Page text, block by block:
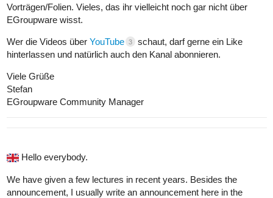
Vorträgen/Folien. Vieles, das ihr vielleicht noch gar nicht über
EGroupware wisst.
Wer die Videos über YouTube 3
schaut, darf gerne ein Like
hinterlassen und natürlich auch den Kanal abonnieren.
Viele Grüße
Stefan
EGroupware Community Manager
Hello everybody.
We have given a few lectures in recent years. Besides the
announcement, I usually write an announcement here in the